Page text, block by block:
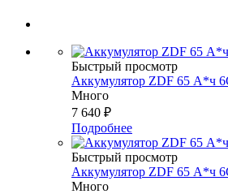
Быстрый просмотр
Аккумулятор ZDF 65 А*ч
Много
7 640 ₽
Подробнее
Быстрый просмотр
Аккумулятор ZDF 65 А*ч
Много